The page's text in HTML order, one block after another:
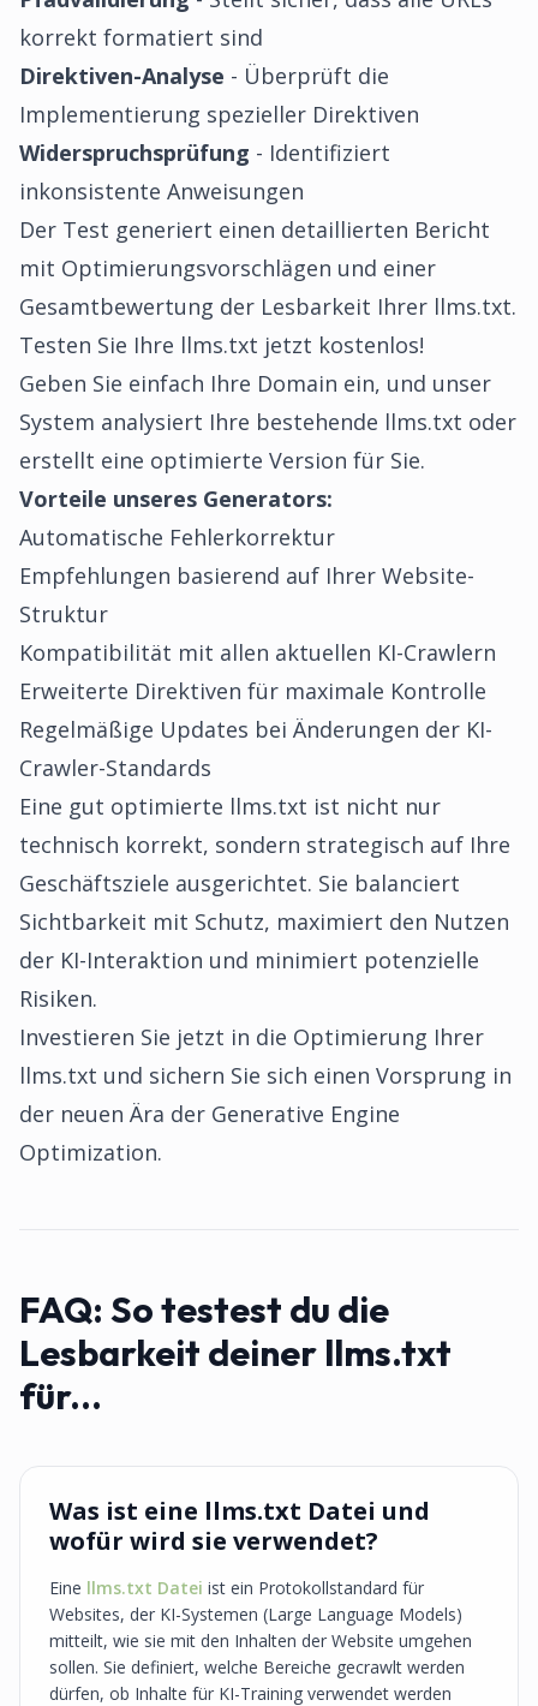
korrekt formatiert sind
Direktiven-Analyse - Überprüft die
Implementierung spezieller Direktiven
Widerspruchsprüfung - Identifiziert
inkonsistente Anweisungen
Der Test generiert einen detaillierten Bericht
mit Optimierungsvorschlägen und einer
Gesamtbewertung der Lesbarkeit Ihrer llms.txt.
Testen Sie Ihre llms.txt jetzt kostenlos!
Geben Sie einfach Ihre Domain ein, und unser
System analysiert Ihre bestehende llms.txt oder
erstellt eine optimierte Version für Sie.
Vorteile unseres Generators:
Automatische Fehlerkorrektur
Empfehlungen basierend auf Ihrer Website-
Struktur
Kompatibilität mit allen aktuellen KI-Crawlern
Erweiterte Direktiven für maximale Kontrolle
Regelmäßige Updates bei Änderungen der KI-
Crawler-Standards
Eine gut optimierte llms.txt ist nicht nur
technisch korrekt, sondern strategisch auf Ihre
Geschäftsziele ausgerichtet. Sie balanciert
Sichtbarkeit mit Schutz, maximiert den Nutzen
der KI-Interaktion und minimiert potenzielle
Risiken.
Investieren Sie jetzt in die Optimierung Ihrer
llms.txt und sichern Sie sich einen Vorsprung in
der neuen Ära der Generative Engine
Optimization.
FAQ: So testest du die
Lesbarkeit deiner llms.txt
für...
Was ist eine llms.txt Datei und
wofür wird sie verwendet?
Eine llms.txt Datei ist ein Protokollstandard für
Websites, der KI-Systemen (Large Language Models)
mitteilt, wie sie mit den Inhalten der Website umgehen
sollen. Sie definiert, welche Bereiche gecrawlt werden
dürfen, ob Inhalte für KI-Training verwendet werden